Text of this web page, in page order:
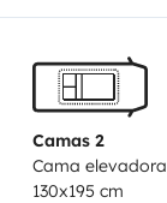
occultant
Camas 2
Cama elevadora
130x195 cm